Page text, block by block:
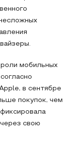
мобильных
в сентябре
покупок, чем
свою